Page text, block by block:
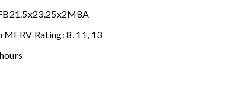
MERV Rating: 8, 11, 13